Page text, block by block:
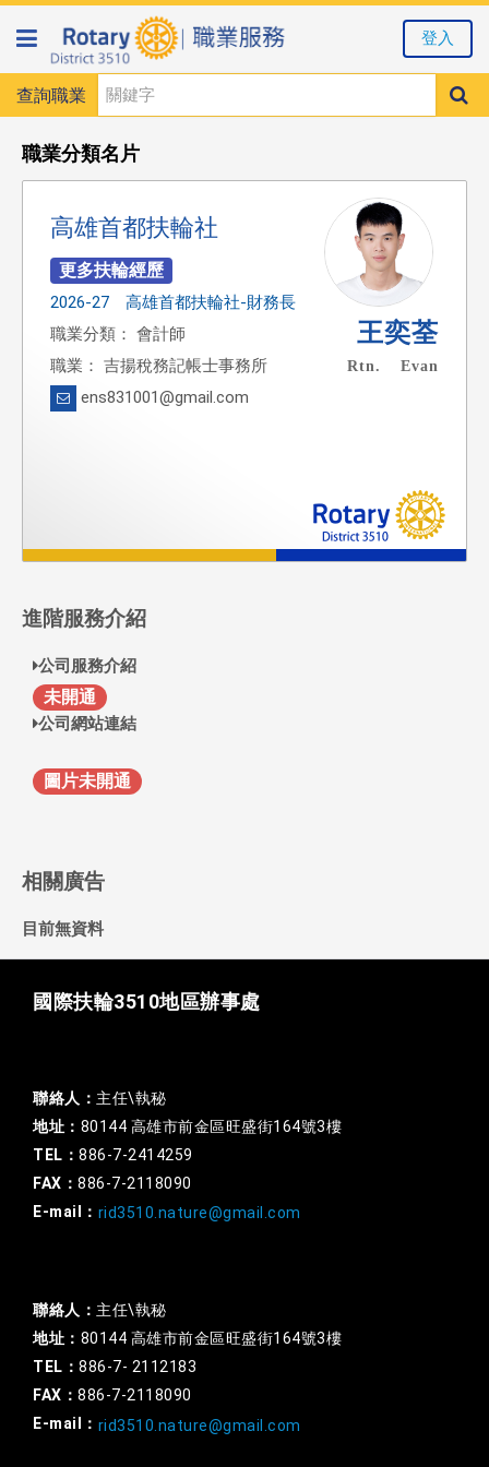
查詢職業
登入
職業分類名片
高雄首都扶輪社
2026-27 高雄首都扶輪社-財務長
職業分類： 會計師
職業： 吉揚稅務記帳士事務所
ens831001@gmail.com
王奕荃
Rtn. Evan
進階服務介紹
公司服務介紹
未開通
公司網站連結
圖片未開通
相關廣告
目前無資料
國際扶輪3510地區辦事處
聯絡人： 主任\執秘
地址： 80144 高雄市前金區旺盛街164號3樓
TEL： 886-7-2414259
FAX： 886-7-2118090
E-mail： rid3510.nature@gmail.com
聯絡人： 主任\執秘
地址： 80144 高雄市前金區旺盛街164號3樓
TEL： 886-7- 2112183
FAX： 886-7-2118090
E-mail： rid3510.nature@gmail.com